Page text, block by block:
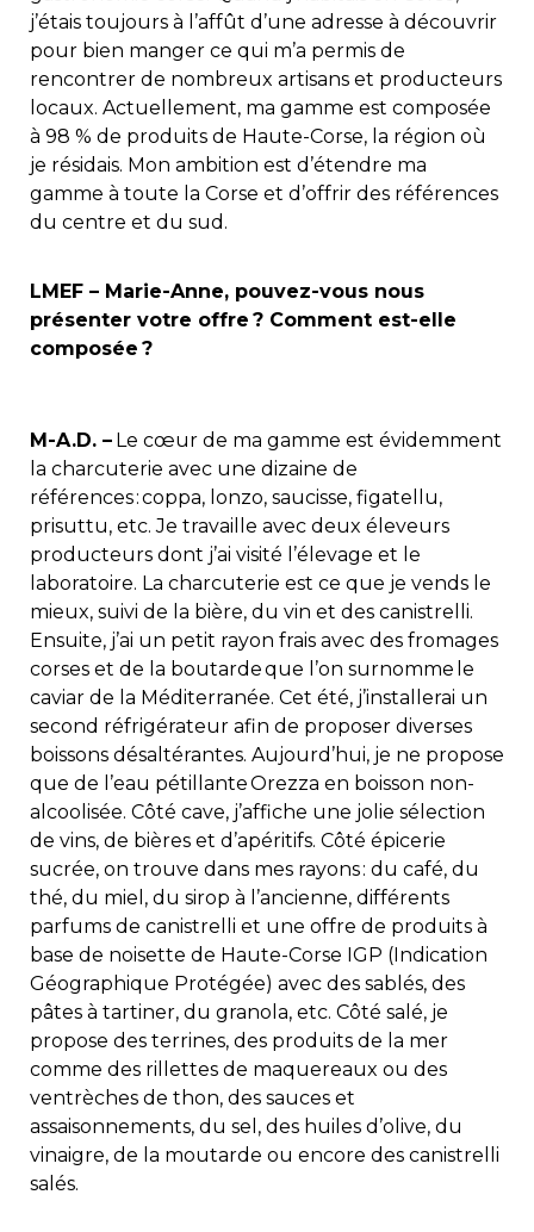
j’étais toujours à l’affût d’une adresse à découvrir
pour bien manger ce qui m’a permis de
rencontrer de nombreux artisans et producteurs
locaux. Actuellement, ma gamme est composée
à 98 % de produits de Haute-Corse, la région où
je résidais. Mon ambition est d’étendre ma
gamme à toute la Corse et d’offrir des références
du centre et du sud.
LMEF – Marie-Anne, pouvez-vous nous
présenter votre offre ? Comment est-elle
composée ?
M-A.D. – Le cœur de ma gamme est évidemment
la charcuterie avec une dizaine de
références :coppa, lonzo, saucisse, figatellu,
prisuttu, etc. Je travaille avec deux éleveurs
producteurs dont j’ai visité l’élevage et le
laboratoire. La charcuterie est ce que je vends le
mieux, suivi de la bière, du vin et des canistrelli.
Ensuite, j’ai un petit rayon frais avec des fromages
corses et de la boutarde que l’on surnomme le
caviar de la Méditerranée. Cet été, j’installerai un
second réfrigérateur afin de proposer diverses
boissons désaltérantes. Aujourd’hui, je ne propose
que de l’eau pétillante Orezza en boisson non-
alcoolisée. Côté cave, j’affiche une jolie sélection
de vins, de bières et d’apéritifs. Côté épicerie
sucrée, on trouve dans mes rayons : du café, du
thé, du miel, du sirop à l’ancienne, différents
parfums de canistrelli et une offre de produits à
base de noisette de Haute-Corse IGP (Indication
Géographique Protégée) avec des sablés, des
pâtes à tartiner, du granola, etc. Côté salé, je
propose des terrines, des produits de la mer
comme des rillettes de maquereaux ou des
ventrèches de thon, des sauces et
assaisonnements, du sel, des huiles d’olive, du
vinaigre, de la moutarde ou encore des canistrelli
salés.